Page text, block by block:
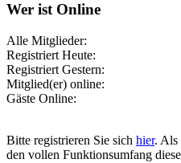
Wer ist Online
Alle Mitglieder:
Registriert Heute:
Registriert Gestern:
Mitglied(er) online:
Gäste Online:
Bitte registrieren Sie sich hier. Als
den vollen Funktionsumfang